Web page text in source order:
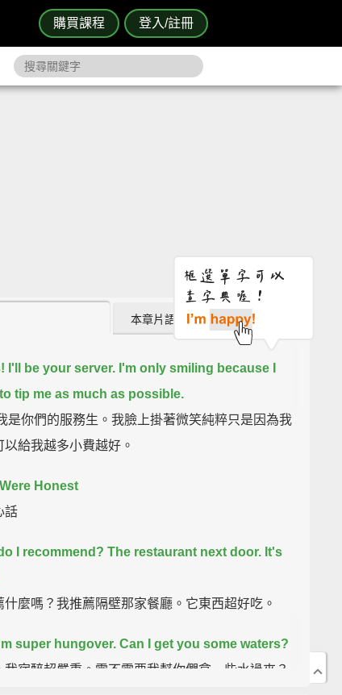
購買課程 登入/註冊
本章片語 (3)
I'll be your server. I'm only smiling because I
tip me as much as possible.
是你們的服務生。我臉上掛著微笑純粹只是因為我
給我越多小費越好。
Honest
話
I recommend? The restaurant next door. It's
什麼嗎？我推薦隔壁那家餐廳。它東西超好吃。
super hungover. Can I get you some waters?
我宿醉超嚴重。需不需要我幫你們拿一些水過來？